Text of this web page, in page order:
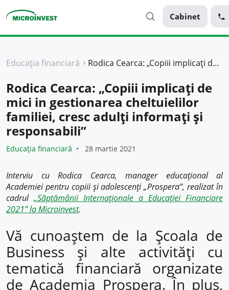
Cabinet
Despre Microinvest
Pentru Clienți
Educația financiară Rodica Cearca: „Copiii implicați de mici in gestionarea cheltuielilor familiei, cresc adulți informați și responsabili”
Rodica Cearca: „Copiii implicați de
mici in gestionarea cheltuielilor
familiei, cresc adulți informați și
responsabili”
Educația financiară 28 martie 2021
Interviu cu Rodica Cearca, manager educațional al
Academiei pentru copiii și adolescenți „Prospera”, realizat în
cadrul „Săptămânii Internaționale a Educației Financiare
2021” la Microinvest.
Vă cunoaștem de la Școala de
Business și alte activități cu
tematică financiară organizate
de Academia Prospera. În plus,